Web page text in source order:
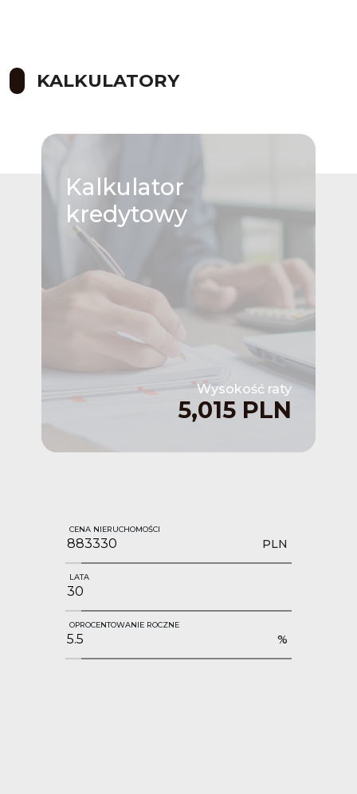
KALKULATORY
Kalkulator
kredytowy
Wysokość raty
5,015 PLN
CENA NIERUCHOMOŚCI
PLN
LATA
OPROCENTOWANIE ROCZNE
%